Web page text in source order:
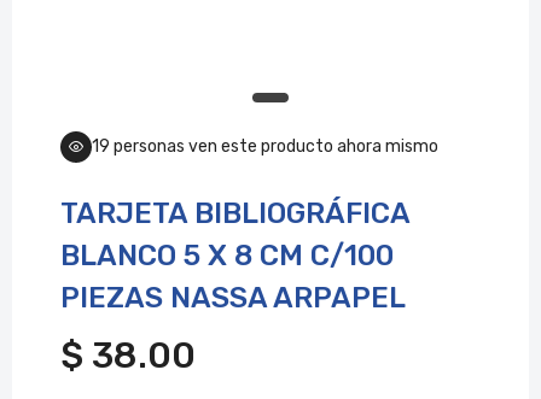
19 personas ven este producto ahora mismo
TARJETA BIBLIOGRÁFICA
BLANCO 5 X 8 CM C/100
PIEZAS NASSA ARPAPEL
$ 38.00